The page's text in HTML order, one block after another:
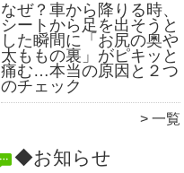
なぜ？車から降りる時、
シートから足を出そうと
した瞬間に「お尻の奥や
太ももの裏」がピキッと
痛む…本当の原因と２つ
のチェック
一覧
◆お知らせ